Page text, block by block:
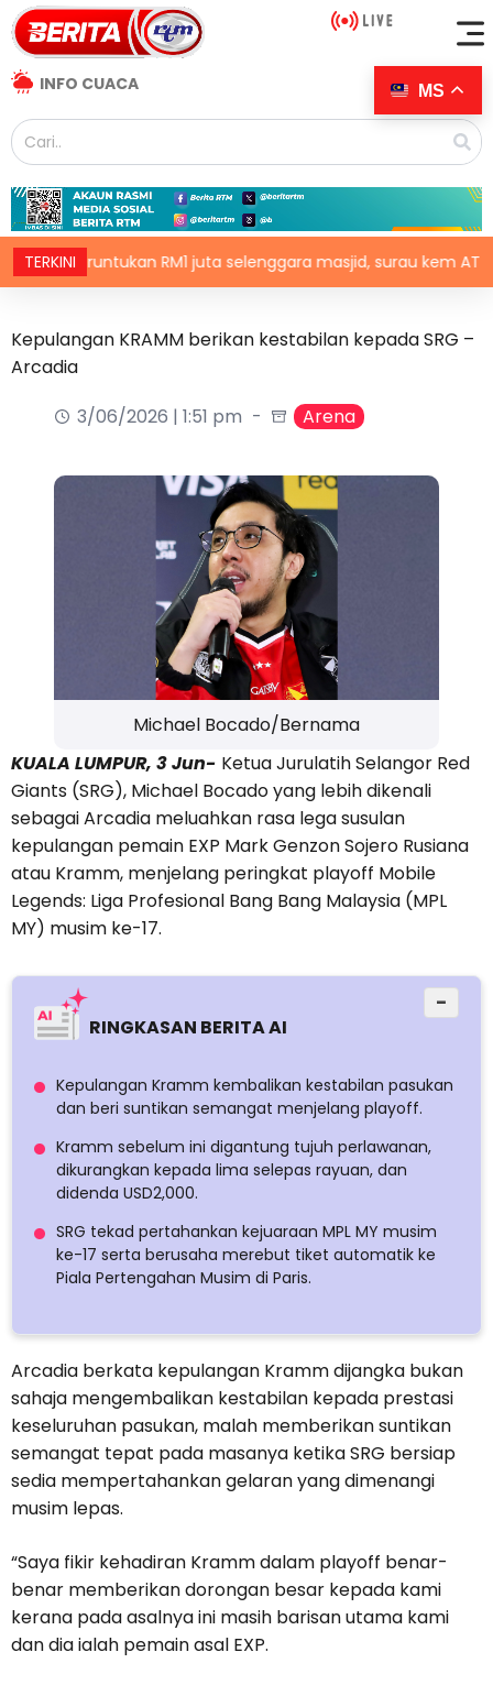
INFO CUACA
TERKINI RM1 juta selenggara masjid, surau kem ATM Melaka
Kepulangan KRAMM berikan kestabilan kepada SRG –
Arcadia
3/06/2026 | 1:51 pm
Arena
Michael Bocado/Bernama
KUALA LUMPUR, 3 Jun- Ketua Jurulatih Selangor Red
Giants (SRG), Michael Bocado yang lebih dikenali
sebagai Arcadia meluahkan rasa lega susulan
kepulangan pemain EXP Mark Genzon Sojero Rusiana
atau Kramm, menjelang peringkat playoff Mobile
Legends: Liga Profesional Bang Bang Malaysia (MPL
MY) musim ke-17.
RINGKASAN BERITA AI
−
Kepulangan Kramm kembalikan kestabilan pasukan
dan beri suntikan semangat menjelang playoff.
Kramm sebelum ini digantung tujuh perlawanan,
dikurangkan kepada lima selepas rayuan, dan
didenda USD2,000.
SRG tekad pertahankan kejuaraan MPL MY musim
ke-17 serta berusaha merebut tiket automatik ke
Piala Pertengahan Musim di Paris.
Arcadia berkata kepulangan Kramm dijangka bukan
sahaja mengembalikan kestabilan kepada prestasi
keseluruhan pasukan, malah memberikan suntikan
semangat tepat pada masanya ketika SRG bersiap
sedia mempertahankan gelaran yang dimenangi
musim lepas.
“Saya fikir kehadiran Kramm dalam playoff benar-
benar memberikan dorongan besar kepada kami
kerana pada asalnya ini masih barisan utama kami
dan dia ialah pemain asal EXP.
MS